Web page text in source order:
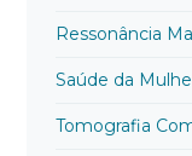
Ressonância
Saúde da
Tomografia